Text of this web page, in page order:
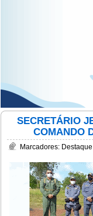
SECRETÁRIO
COMANDO
Marcadores: